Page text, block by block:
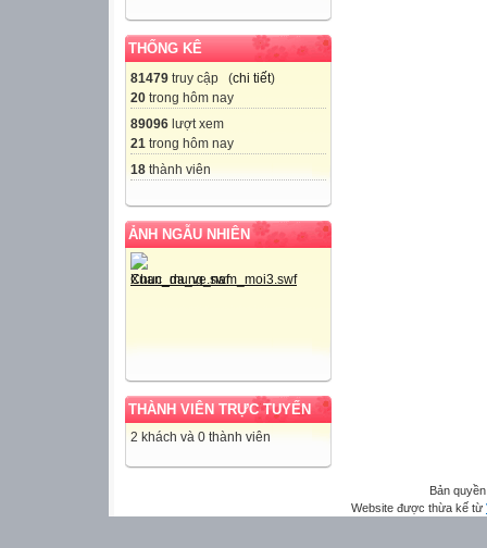
THỐNG KÊ
81479 truy cập (chi tiết)
20 trong hôm nay
89096 lượt xem
21 trong hôm nay
18 thành viên
ẢNH NGẪU NHIÊN
THÀNH VIÊN TRỰC TUYẾN
2 khách và 0 thành viên
Bản
Website được thừa kế từ